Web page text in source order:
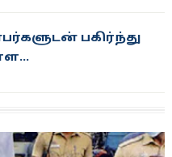
பகிர்ந்து